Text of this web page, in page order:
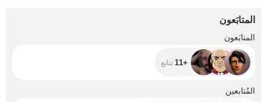
المتابَعون
المتابَعون
+11 تتابع
المُتابعين